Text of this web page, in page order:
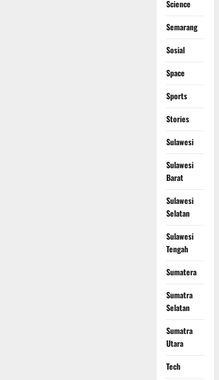
Science
Semarang
Sosial
Space
Sports
Stories
Sulawesi
Sulawesi
Barat
Sulawesi
Selatan
Sulawesi
Tengah
Sumatera
Sumatra
Selatan
Sumatra
Utara
Tech